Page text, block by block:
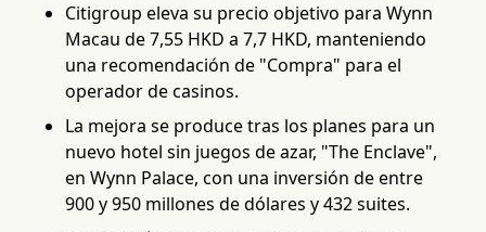
Citigroup eleva su precio objetivo para Wynn
Macau de 7,55 HKD a 7,7 HKD, manteniendo
una recomendación de "Compra" para el
operador de casinos.
La mejora se produce tras los planes para un
nuevo hotel sin juegos de azar, "The Enclave",
en Wynn Palace, con una inversión de entre
900 y 950 millones de dólares y 432 suites.